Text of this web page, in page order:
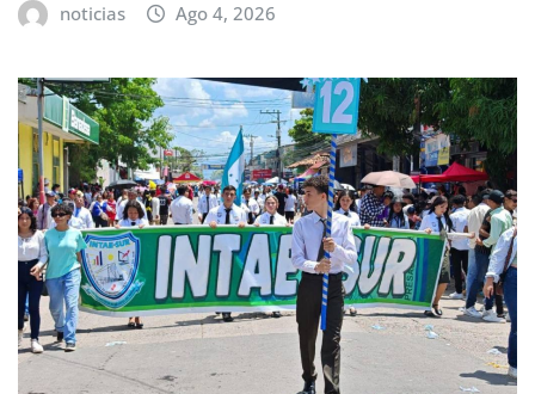
noticias Ago 4, 2026